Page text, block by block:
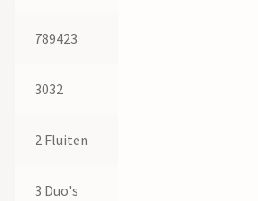
789423
3032
2 Fluiten
3 Duo's